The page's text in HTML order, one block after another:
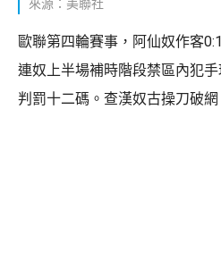
來源：美聯社
歐聯第四輪賽事，阿仙奴作客
連奴上半場補時階段禁區內犯
判罰十二碼。查漢奴古操刀破